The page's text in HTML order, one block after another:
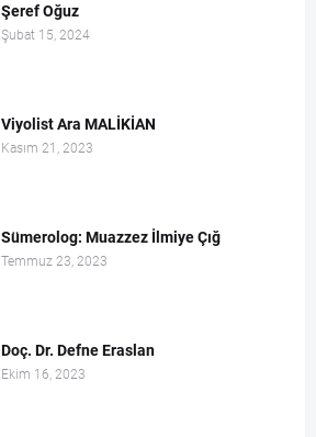
Şeref Oğuz
Şubat 15, 2024
Viyolist Ara MALİKİAN
Kasım 21, 2023
Sümerolog: Muazzez İlmiye Çığ
Temmuz 23, 2023
Doç. Dr. Defne Eraslan
Ekim 16, 2023